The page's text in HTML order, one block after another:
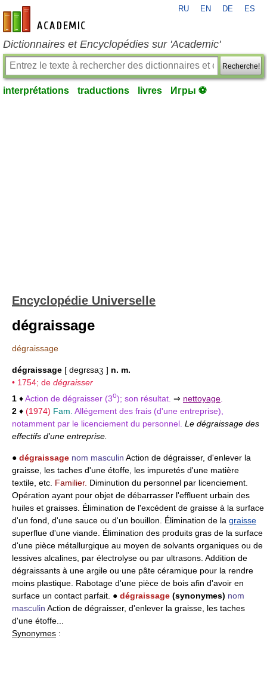
fr-academic.com
RU EN DE ES
Dictionnaires et Encyclopédies sur 'Academic'
Recherche!
interprétations traductions livres Игры ⚽
Encyclopédie Universelle
dégraissage
dégraissage
dégraissage [ degrɛsaʒ ] n. m.
• 1754; de dégraisser
1 ♦Action de dégraisser (3o); son résultat. ⇒ nettoyage
2 ♦ (1974) Fam. Allégement des frais (d'une entreprise),
notamment par le licenciement du personnel. Le dégraissage des
effectifs d'une entreprise.
● dégraissage nom masculin Action de dégraisser, d'enlever la
graisse, les taches d'une étoffe, les impuretés d'une matière
textile, etc. Familier. Diminution du personnel par licenciement.
Opération ayant pour objet de débarrasser l'effluent urbain des
huiles et graisses. Élimination de l'excédent de graisse à la surface
d'un fond, d'une sauce ou d'un bouillon. Élimination de la graisse
superflue d'une viande. Élimination des produits gras de la surface
d'une pièce métallurgique au moyen de solvants organiques ou de
lessives alcalines, par électrolyse ou par ultrasons. Addition de
dégraissants à une argile ou une pâte céramique pour la rendre
moins plastique. Rabotage d'une pièce de bois afin d'avoir en
surface un contact parfait. ● dégraissage (synonymes) nom
masculin Action de dégraisser, d'enlever la graisse, les taches
d'une étoffe...
Synonymes :